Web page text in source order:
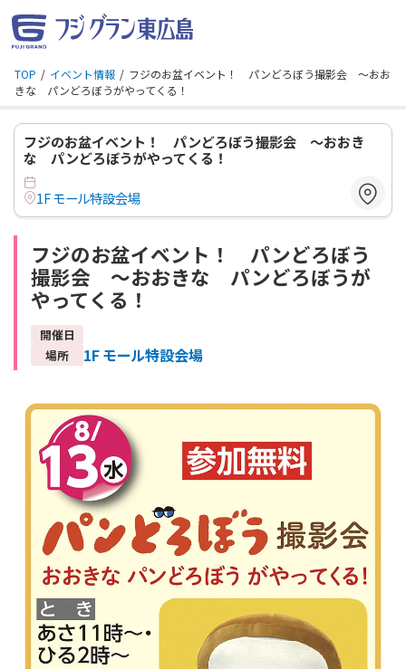
TOP イベント情報
フジのお盆イベント！ パンどろぼう撮影会 ～おお
きな パンどろぼうがやってくる！
フジのお盆イベント！ パンどろぼう撮影会 ～おおき
な パンどろぼうがやってくる！
1F モール特設会場
フジのお盆イベント！ パンどろぼう
撮影会 ～おおきな パンどろぼうが
やってくる！
開催日
場所
1F モール特設会場